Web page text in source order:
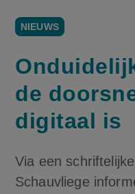
NIEUWS
de
digitaal is
Via een
Schauvliege